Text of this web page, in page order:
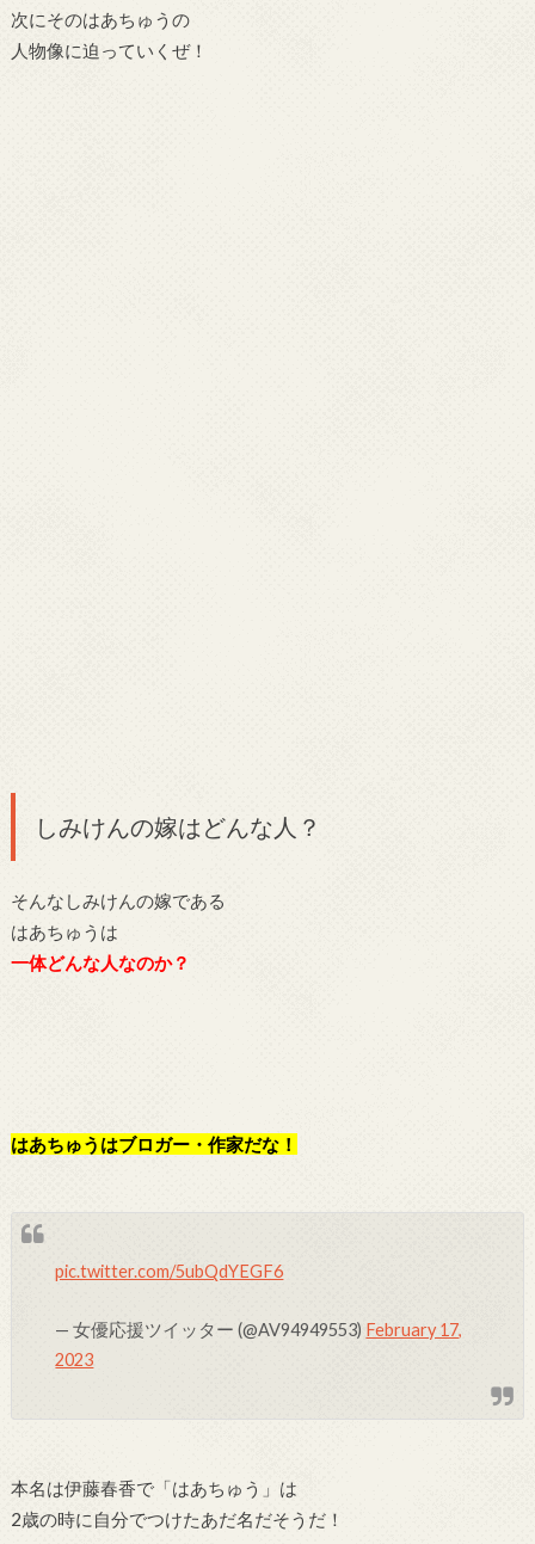
次にそのはあちゅうの
人物像に迫っていくぜ！
しみけんの嫁はどんな人？
そんなしみけんの嫁である
はあちゅうは
一体どんな人なのか？
はあちゅうはブロガー・作家だな！
pic.twitter.com/5ubQdYEGF6
— 女優応援ツイッター (@AV94949553) February 17,
2023
本名は伊藤春香で「はあちゅう」は
2歳の時に自分でつけたあだ名だそうだ！